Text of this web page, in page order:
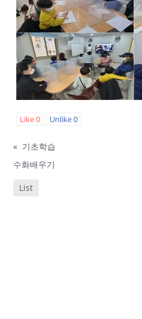
Like0 Unlike0
« 기초학습
수화배우기
List